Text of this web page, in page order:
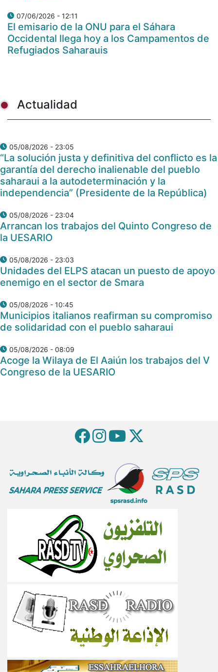
07/06/2026 - 12:11
El emisario de la ONU para el Sáhara
Occidental llega hoy a los Campamentos de
Refugiados Saharauis
Actualidad
05/08/2026 - 23:05
“La solución justa y definitiva del conflicto es la
garantía del derecho inalienable del pueblo
saharaui a la autodeterminación y la
independencia” (Presidente de la República)
05/08/2026 - 23:04
Arrancan los trabajos del Quinto Congreso de
la UESARIO
05/08/2026 - 23:03
Unidades del ELPS atacan un puesto de apoyo
enemigo en el sector de Smara
05/08/2026 - 10:45
Municipios italianos reafirman su compromiso
de solidaridad con el pueblo saharaui
05/08/2026 - 08:09
Acoge la Wilaya de El Aaiún los trabajos del V
Congreso de la UESARIO